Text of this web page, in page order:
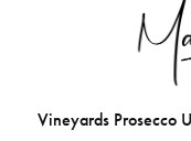
Vineyards Prosecco